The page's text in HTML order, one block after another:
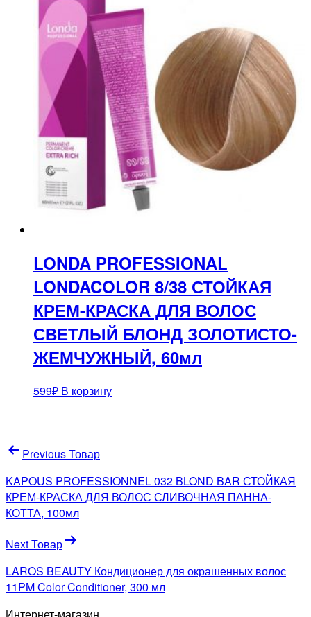
LONDA PROFESSIONAL
LONDACOLOR 8/38 СТОЙКАЯ
КРЕМ-КРАСКА ДЛЯ ВОЛОС
СВЕТЛЫЙ БЛОНД ЗОЛОТИСТО-
ЖЕМЧУЖНЫЙ, 60мл
599₽ В корзину
Навигация
по
записям
Previous Товар
KAPOUS PROFESSIONNEL 032 BLOND BAR СТОЙКАЯ
КРЕМ-КРАСКА ДЛЯ ВОЛОС СЛИВОЧНАЯ ПАННА-
КОТТА, 100мл
Next Товар
LAROS BEAUTY Кондиционер для окрашенных волос
11PM Color Conditioner, 300 мл